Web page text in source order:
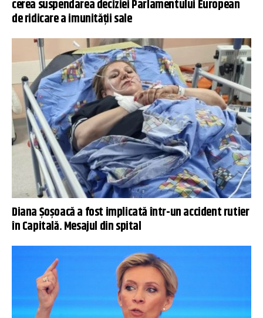
cerea suspendarea deciziei Parlamentului European
de ridicare a imunității sale
Diana Șoșoacă a fost implicată într-un accident rutier
în Capitală. Mesajul din spital